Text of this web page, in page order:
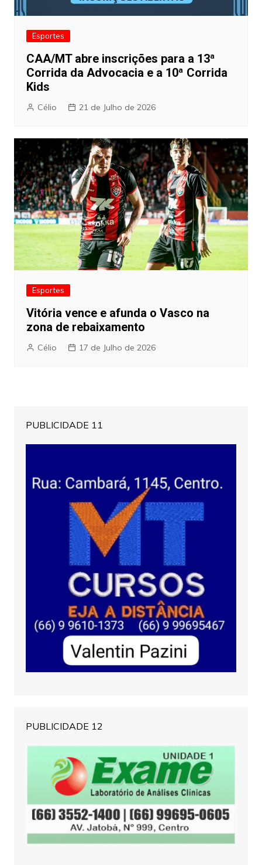
Esportes
CAA/MT abre inscrições para a 13ª
Corrida da Advocacia e a 10ª Corrida
Kids
Célio 21 de Julho de 2026
Esportes
Vitória vence e afunda o Vasco na
zona de rebaixamento
Célio 17 de Julho de 2026
PUBLICIDADE 11
PUBLICIDADE 12